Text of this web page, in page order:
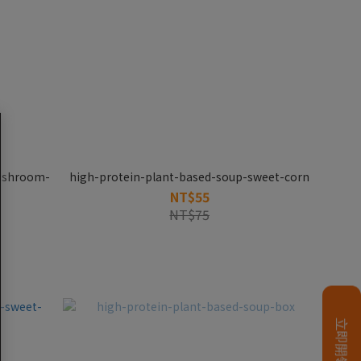
high-protein-plant-based-soup-sweet-corn
NT$55
NT$75